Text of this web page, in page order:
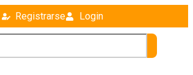
Registrarse Login